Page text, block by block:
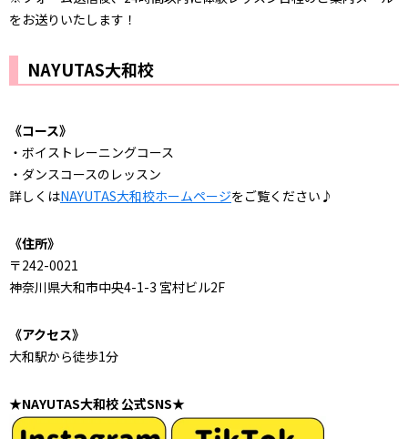
をお送りいたします！
NAYUTAS大和校
《コース》
・ボイストレーニングコース
・ダンスコースのレッスン
詳しくはNAYUTAS大和校ホームページをご覧ください♪
《住所》
〒242-0021
神奈川県大和市中央4-1-3 宮村ビル2F
《アクセス》
大和駅から徒歩1分
★NAYUTAS大和校 公式SNS★